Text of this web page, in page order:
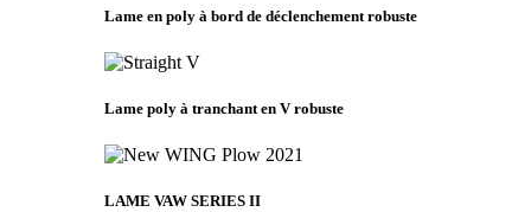
Lame en poly à bord de déclenchement robuste
Lame poly à tranchant en V robuste
LAME VAW SERIES II